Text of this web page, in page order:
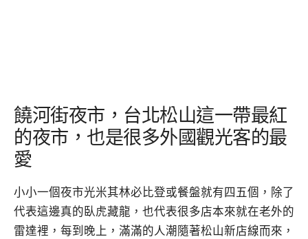
饒河街夜市，台北松山這一帶最紅
的夜市，也是很多外國觀光客的最
愛
小小一個夜市光米其林必比登或餐盤就有四五個，除了
代表這邊真的臥虎藏龍，也代表很多店本來就在老外的
雷達裡，每到晚上，滿滿的人潮隨著松山新店線而來，